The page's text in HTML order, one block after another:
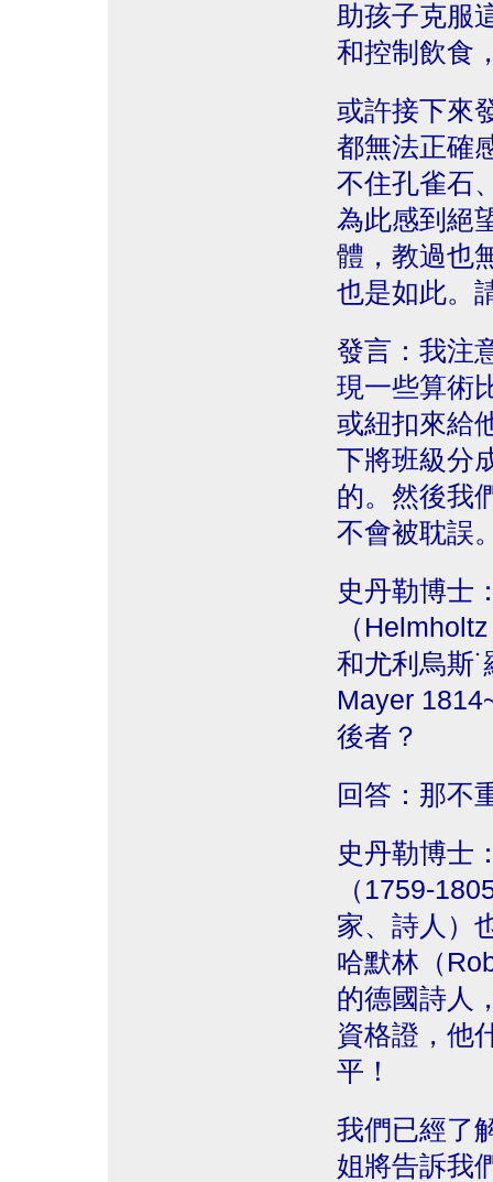
助孩子克服
和控制飲食
或許接下來
都無法正確
不住孔雀石
為此感到絕
體，教過也
也是如此。
發言：我注
現一些算術
或紐扣來給
下將班級分
的。然後我
不會被耽誤
史丹勒博士
（
和尤利烏斯
Mayer
後者？
回答：那不
史丹勒博士
（1759-
家、詩人）
哈默林（
的德國詩人
資格證，他
平！
我們已經了
姐將告訴我